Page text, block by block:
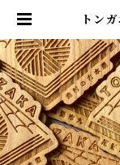
トン